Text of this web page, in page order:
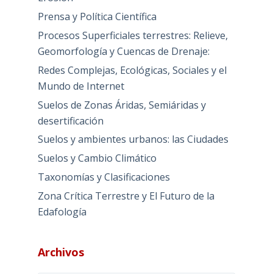
Prensa y Política Científica
Procesos Superficiales terrestres: Relieve,
Geomorfología y Cuencas de Drenaje:
Redes Complejas, Ecológicas, Sociales y el
Mundo de Internet
Suelos de Zonas Áridas, Semiáridas y
desertificación
Suelos y ambientes urbanos: las Ciudades
Suelos y Cambio Climático
Taxonomías y Clasificaciones
Zona Crítica Terrestre y El Futuro de la
Edafología
Archivos